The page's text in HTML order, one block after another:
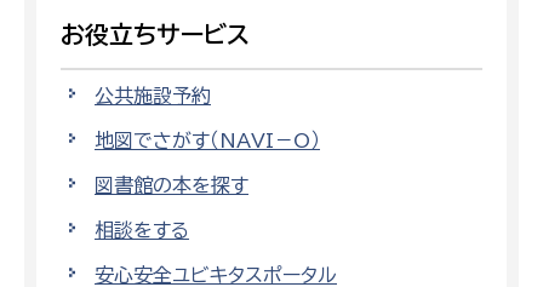
お役立ちサービス
公共施設予約
地図でさがす（NAVI－O）
図書館の本を探す
相談をする
安心安全ユビキタスポータル